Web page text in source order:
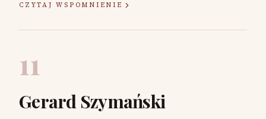
CZYTAJ WSPOMNIENIE
11
Gerard Szymański